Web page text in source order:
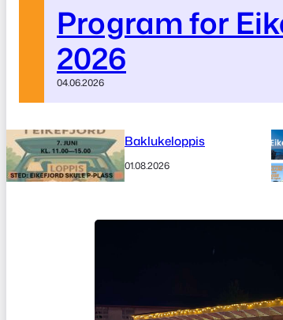
Program for
2026
04.06.2026
Baklukeloppis
01.08.2026